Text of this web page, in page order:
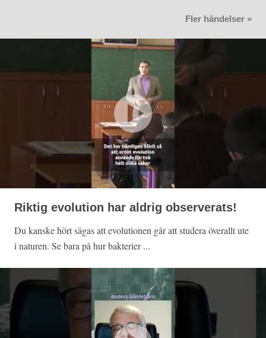
Fler händelser »
Riktig evolution har aldrig observerats!
Du kanske hört sägas att evolutionen går att studera överallt ute
i naturen. Se bara på hur bakterier ...